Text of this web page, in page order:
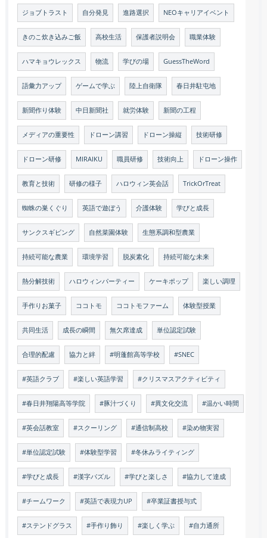
ジョブトラスト 自分発見 進路選択 NEOキャリアイベント
きのこ炊き込みご飯 高校生活 保護者説明会 職業体験
ハマキョウレックス 物流 学びの場 GuessTheWord
語彙力アップ ゲームで学ぶ 陸上自衛隊 春日井駐屯地
新聞作り体験 中日新聞社 就労体験 新聞の工程
メディアの重要性 ドローン講習 ドローン操縦 技術研修
ドローン研修 MIRAIKU 職員研修 技術向上 ドローン操作
教育と技術 研修の様子 ハロウィン英会話 TrickOrTreat
蜘蛛の巣くぐり 英語で遊ぼう 介護体験 学びと成長
サンクスギビング 自然菜園体験 生態系調和型農業
持続可能な農業 環境学習 脱炭素化 持続可能な未来
熱分解技術 ハロウィンパーティー ケーキポップ 楽しい調理
手作りお菓子 ココトモ ココトモファーム 体験型授業
共同生活 成長の瞬間 無欠席達成 単位認定試験
合理的配慮 協力と絆 #明蓬館高等学校 #SNEC
#英語クラブ #楽しい英語学習 #クリスマスアクティビティ
#春日井翔陽高等学院 #豚汁づくり #異文化交流 #温かい時間
#英会話教室 #スクーリング #通信制高校 #染め物実習
#単位認定試験 #体験型学習 #冬休みライティング
#学びと成長 #漢字パズル #学びと楽しさ #協力して達成
#チームワーク #英語で表現力UP #卒業証書授与式
#ステンドグラス #手作り飾り #楽しく学ぶ #自力通所